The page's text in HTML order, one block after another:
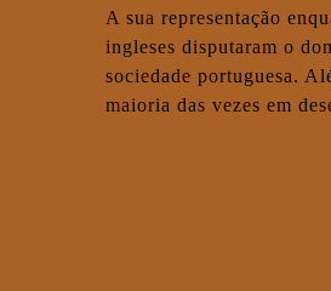
A sua representação
ingleses disputaram o
sociedade portuguesa.
maioria das vezes em